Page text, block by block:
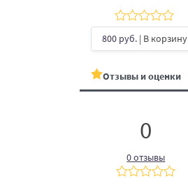
800 руб.| В корзину
Отзывы и оценки
0
0 отзывы